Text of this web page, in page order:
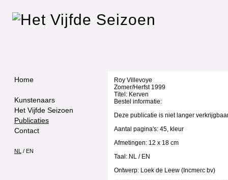
Home
Kunstenaars
Het Vijfde Seizoen
Publicaties
Contact
NL / EN
Roy Villevoye
Zomer/Herfst 1999
Titel: Kerven
Bestel informatie:
Deze publicatie is niet langer
Aantal pagina's: 45, kleur
Afmetingen: 12 x 18 cm
Taal: NL / EN
Ontwerp: Loek de Leew (Incmerc bv)